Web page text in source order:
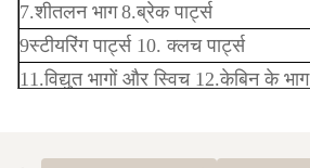
7.शीतलन भाग 8.ब्रेक पार्ट्स
9स्टीयरिंग पार्ट्स 10. क्लच पार्ट्स
11.विद्युत भागों और स्विच 12.केबिन के भाग